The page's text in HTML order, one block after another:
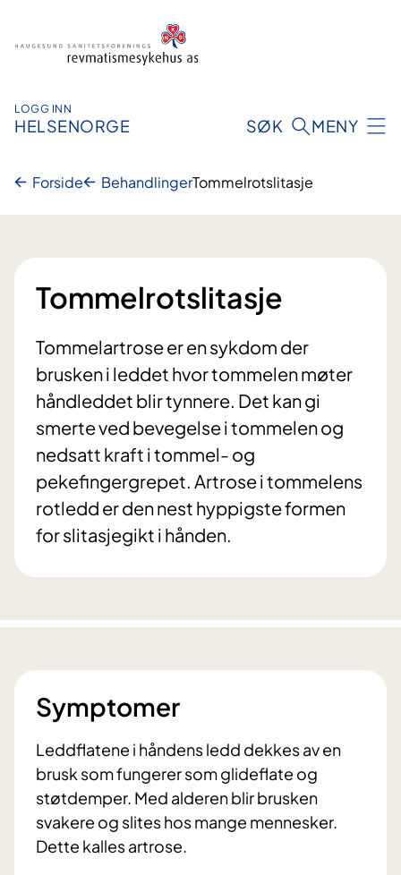
LOGG INN
HELSENORGE SØK MENY
Forside BehandlingerTommelrotslitasje
Tommelrotslitasje
Tommelartrose er en sykdom der
brusken i leddet hvor tommelen møter
håndleddet blir tynnere. Det kan gi
smerte ved bevegelse i tommelen og
nedsatt kraft i tommel- og
pekefingergrepet. Artrose i tommelens
rotledd er den nest hyppigste formen
for slitasjegikt i hånden.
Symptomer
Leddflatene i håndens ledd dekkes av en
brusk som fungerer som glideflate og
støtdemper. Med alderen blir brusken
svakere og slites hos mange mennesker.
Dette kalles artrose.